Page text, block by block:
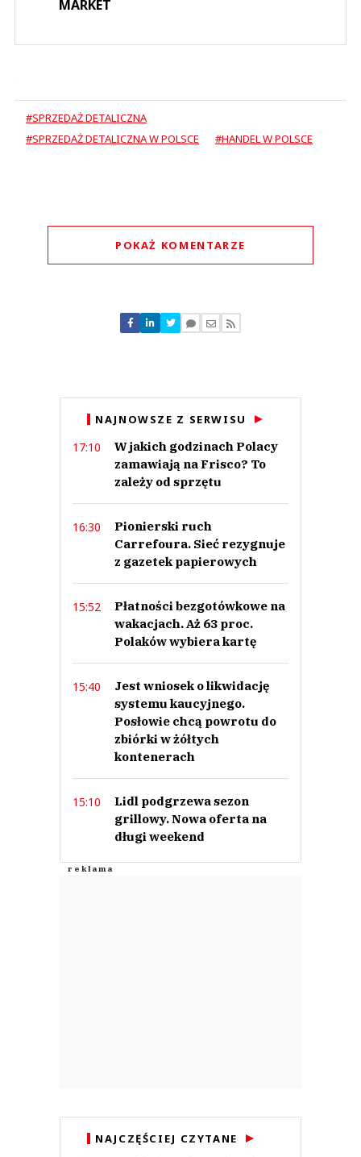
MARKET
#SPRZEDAŻ DETALICZNA
#SPRZEDAŻ DETALICZNA W POLSCE
#HANDEL W POLSCE
POKAŻ KOMENTARZE
Nie znaleziono komentarzy
Zostaw swoje komentarze
NAJNOWSZE Z SERWISU
17:10
W jakich godzinach Polacy
zamawiają na Frisco? To
zależy od sprzętu
16:30
Pionierski ruch
Carrefoura. Sieć rezygnuje
z gazetek papierowych
15:52
Płatności bezgotówkowe na
wakacjach. Aż 63 proc.
Polaków wybiera kartę
15:40
Jest wniosek o likwidację
systemu kaucyjnego.
Posłowie chcą powrotu do
zbiórki w żółtych
kontenerach
15:10
Lidl podgrzewa sezon
grillowy. Nowa oferta na
długi weekend
NAJCZĘŚCIEJ CZYTANE